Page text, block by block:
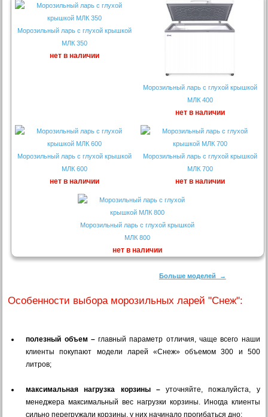
Морозильный ларь с глухой крышкой
МЛК 350
нет в наличии
Морозильный ларь с глухой крышкой
МЛК 400
нет в наличии
Морозильный ларь с глухой крышкой
МЛК 600
нет в наличии
Морозильный ларь с глухой крышкой
МЛК 700
нет в наличии
Морозильный ларь с глухой крышкой
МЛК 800
нет в наличии
Больше моделей →
Особенности выбора морозильных ларей "Снеж":
полезный объем –главный параметр отличия, чаще всего наши
клиенты покупают модели ларей «Снеж» объемом 300 и 500
литров;
максимальная нагрузка корзины –уточняйте, пожалуйста, у
менеджера максимальный вес нагрузки корзины. Иногда клиенты
сильно перегружали корзины, у них начинало прогибаться дно;